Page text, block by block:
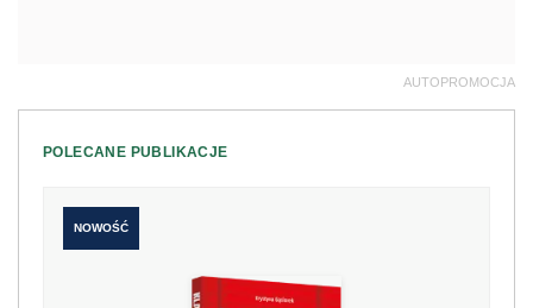
AUTOPROMOCJA
POLECANE PUBLIKACJE
NOWOŚĆ